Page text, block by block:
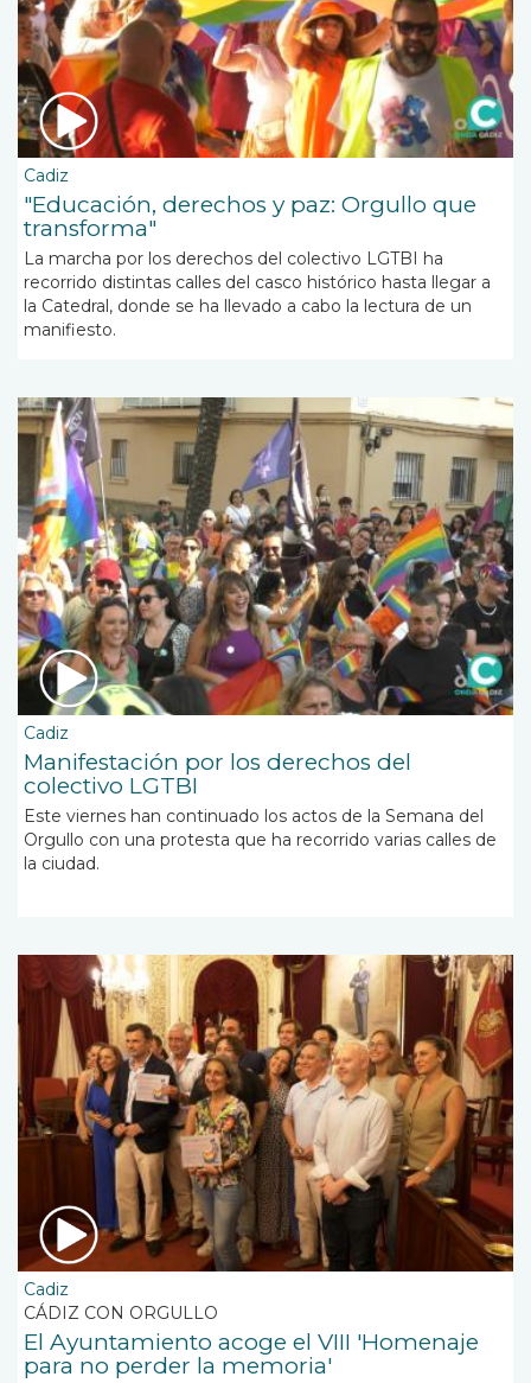
Cadiz
"Educación, derechos y paz: Orgullo que
transforma"
La marcha por los derechos del colectivo LGTBI ha
recorrido distintas calles del casco histórico hasta llegar a
la Catedral, donde se ha llevado a cabo la lectura de un
manifiesto.
Cadiz
Manifestación por los derechos del
colectivo LGTBI
Este viernes han continuado los actos de la Semana del
Orgullo con una protesta que ha recorrido varias calles de
la ciudad.
Cadiz
CÁDIZ CON ORGULLO
El Ayuntamiento acoge el VIII 'Homenaje
para no perder la memoria'